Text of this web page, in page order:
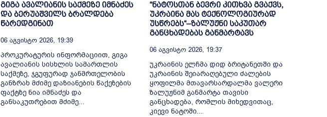
გიგა ავალიანის საქმეზე იმნაძეს
და ბერუაშვილს ბრალდება
წარედგინათ
06 Აგვისტო 2026, 19:39
პროკურატურის ინფორმაციით, გიგა
ავალიანის სისხლის სამართლის
საქმეზე, ჯგუფურად ჯანმრთელობის
განზრახ მძიმე დაზიანების წაქეზების
ფაქტზე ნია იმნაძეს და
განსაკუთრებით მძიმე...
“ნატოსთან ბევრი კითხვა გვაქვს,
უკრაინა მას ტექნოლოგიურად
უსწრებს“–ზალუჟნი საკუთარ
განცხადებას განმარტავს
06 Აგვისტო 2026, 19:37
უკრაინის ელჩმა დიდ ბრიტანეთში და
უკრაინის შეიარაღებული ძალების
ყოფილმა მთავარსარდალმა ვალერი
ზალუჟნიმ განმარტა თავისი
განცხადება, რომლის მიხედვითაც,
კიევი ნატოში...